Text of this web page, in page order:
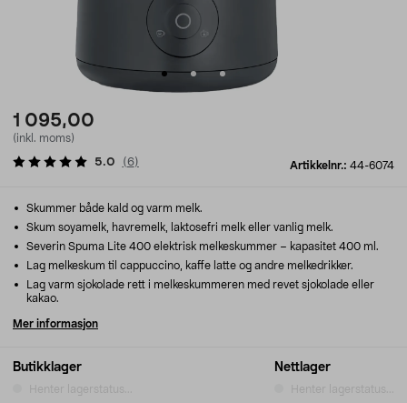
1 095,00
(inkl. moms)
Artikkelnr.: 44-6074
5.0 (6)
Butikklager
Henter lagerstatus...
Nettlager
Henter lagerstatus...
Skummer både kald og varm melk.
Skum soyamelk, havremelk, laktosefri melk eller vanlig melk.
Severin Spuma Lite 400 elektrisk melkeskummer – kapasitet 400 ml.
Lag melkeskum til cappuccino, kaffe latte og andre melkedrikker.
Lag varm sjokolade rett i melkeskummeren med revet sjokolade eller
kakao.
Mer informasjon